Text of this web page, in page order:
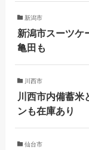
新潟市
新潟市スーツケ
亀田も
川西市
川西市内備蓄米
ンも在庫あり
仙台市